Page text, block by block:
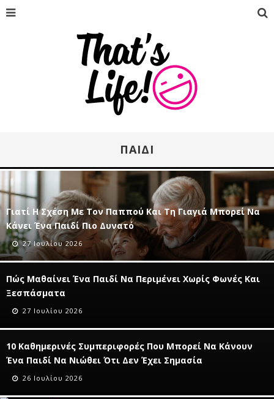
ΠΑΙΔΊ
Γιατί Η Σχέση Με Τον Παππού Και Τη Γιαγιά Μπορεί Να
Κάνει Ένα Παιδί Πιο Δυνατό
27 Ιουλίου 2026
Πώς Μαθαίνει Ένα Παιδί Να Περιμένει Χωρίς Φωνές Και
Ξεσπάσματα
27 Ιουλίου 2026
10 Καθημερινές Συμπεριφορές Που Μπορεί Να Κάνουν
Ένα Παιδί Να Νιώθει Ότι Δεν Έχει Σημασία
26 Ιουλίου 2026